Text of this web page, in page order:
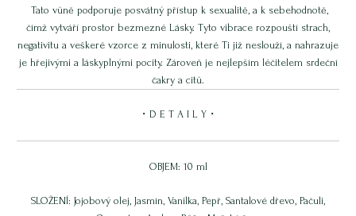
Tato vůně podporuje posvátný přístup k sexualitě, a k sebehodnotě,
čímž vytváří prostor bezmezné Lásky. Tyto vibrace rozpouští strach,
negativitu a veškeré vzorce z minulosti, které Ti již neslouží, a nahrazuje
je hřejivými a láskyplnými pocity. Zároveň je nejlepším léčitelem srdeční
čakry a citů.
・D E T A I L Y・
OBJEM: 10 ml
SLOŽENÍ: Jojobový olej, Jasmín, Vanilka, Pepř, Santalové dřevo, Pačuli,